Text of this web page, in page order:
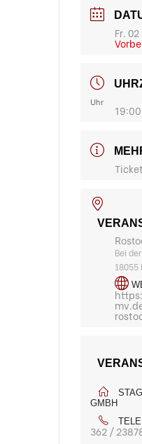
Fr.
Uhr
Bei
18055
GMBH
362 /